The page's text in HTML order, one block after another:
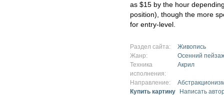
as $15 by the hour
position), though the more
for entry-level.
Раздел сайта:
Живопись
Жанр:
Осенний
Техника
исполнения:
Акрил
Направление:
Купить картину
Написать